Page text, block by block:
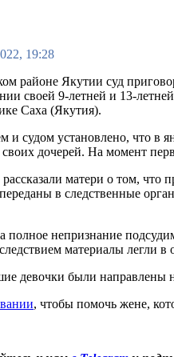
19:28
районе Якутии суд
своей 9-летней и 13-
Саха (Якутия).
и судом установлено, что в
дочерей. На момент
матери о том, что
в следственные
полное непризнание
материалы легли в
девочки были направлены
, чтобы помочь жене,